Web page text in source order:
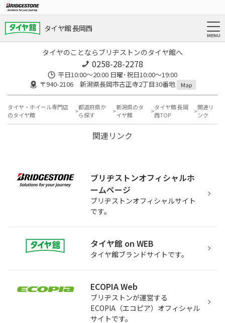
タイヤ館 長岡西
タイヤのことならブリヂストンのタイヤ館へ
0258-28-2278
平日10:00～20:00 日曜･祝日10:00～19:00
〒940-2106 新潟県長岡市古正寺2丁目30番地
Map
タイヤ・ホイール専門店
のタイヤ館
都道府県か
ら探す
新潟県のタ
イヤ館
タイヤ館 長岡
西TOP
関連リ
ンク
関連リンク
ブリヂストンオフィシャルホ
ームページ
ブリヂストンオフィシャルサイト
です。
タイヤ館 on WEB
タイヤ館ブランドサイトです。
ECOPIA Web
ブリヂストンが運営する
ECOPIA（エコピア）オフィシャル
サイトです。